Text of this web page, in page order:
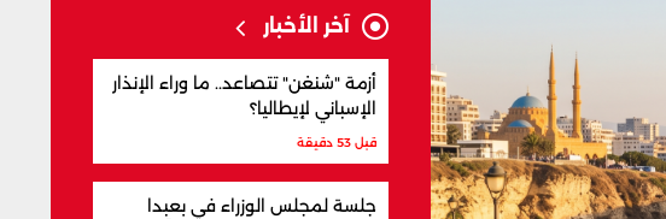
آخر الأخبار
أزمة "شنغن" تتصاعد.. ما وراء الإنذار
الإسباني لإيطاليا؟
قبل 53 دقيقة
جلسة لمجلس الوزراء في بعبدا